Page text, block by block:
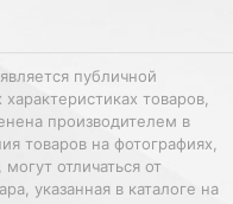
публичной
товаров,
производителем в
товаров на фотографиях,
отличаться от
указанная в каталоге на